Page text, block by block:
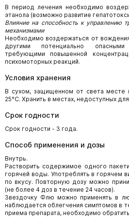
В период лечения необходимо
этанола (возможно развитие
Влияние на способность к управлению
механизмами
Необходимо воздержаться от
другими потенциально
требующими повышенной
психомоторных реакций.
Условия хранения
В сухом, защищенном от света месте
25°С. Хранить в местах, недоступных
Срок годности
Срок годности - 3 года.
Способ применения и дозы
Внутрь.
Растворить содержимое одного
горячей воды. Употреблять в горячем
по вкусу. Повторную дозу можно
(не более 4 доз в течение 24 часов).
Звездочку Флю можно применять в
наблюдается облегчения симптомов в
приема препарата, необходимо